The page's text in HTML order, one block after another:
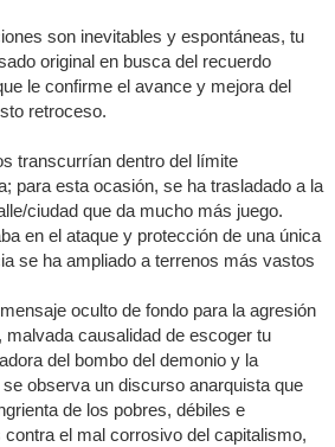
son inevitables y espontáneas, tu
original en busca del recuerdo
le confirme el avance y mejora del
retroceso.
transcurrían dentro del límite
para esta ocasión, se ha trasladado a la
ciudad que da mucho más juego.
en el ataque y protección de una única
se ha ampliado a terrenos más vastos
oculto de fondo para la agresión
causalidad de escoger tu
del bombo del demonio y la
observa un discurso anarquista que
de los pobres, débiles e
el mal corrosivo del capitalismo,